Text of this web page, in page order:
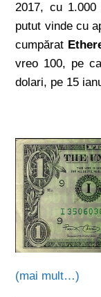
2017, cu
putut vinde cu
cumpărat
vreo 100, pe
dolari, pe 15
(mai mult…)